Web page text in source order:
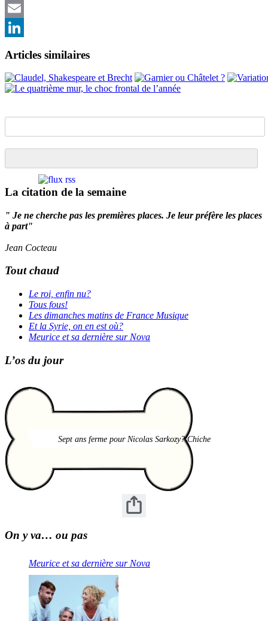
Twitter
Email
Articles similaires
La citation de la semaine
" Je ne cherche pas les premières places. Je leur préfère les places
à part"
Jean Cocteau
Tout chaud
Le roi, enfin nu?
Tous fous!
Les dimanches matins de France Musique
Et la Syrie, on en est où?
Meurice et sa dernière sur Nova
L’os du jour
Sept ans ferme pour Nicolas Sarkozy? Chiche
On y va… ou pas
Meurice et sa dernière sur Nova